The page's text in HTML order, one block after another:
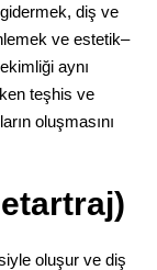
gidermek, diş ve
ve estetik–
aynı
teşhis ve
oluşmasını
oluşur ve diş